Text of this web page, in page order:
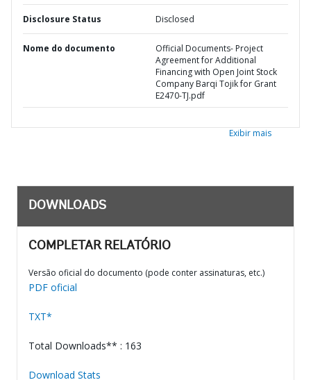
Disclosure Status Disclosed
Nome do documento
Official Documents- Project
Agreement for Additional
Financing with Open Joint Stock
Company Barqi Tojik for Grant
E2470-TJ.pdf
Exibir mais
DOWNLOADS
COMPLETAR RELATÓRIO
Versão oficial do documento (pode conter assinaturas, etc.)
PDF oficial
TXT*
Total Downloads** : 163
Download Stats